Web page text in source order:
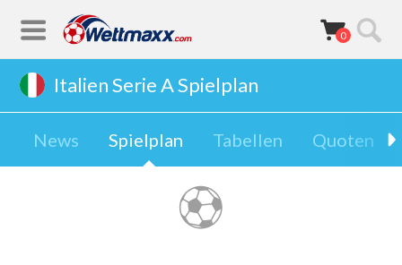
0
Italien Serie A Spielplan
News Spielplan Tabellen Quoten